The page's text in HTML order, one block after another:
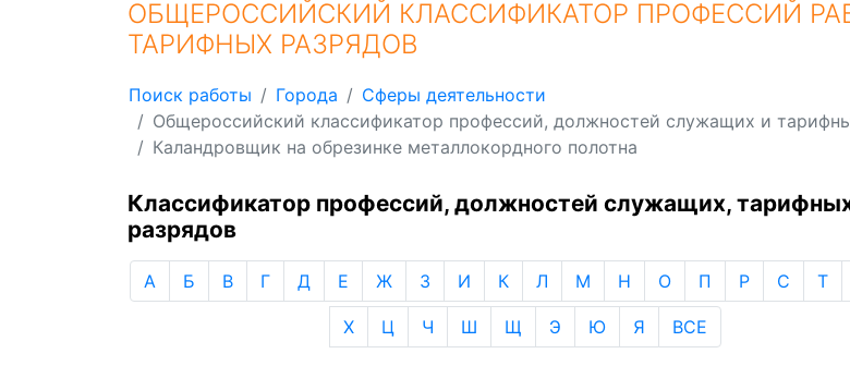
ОБЩЕРОССИЙСКИЙ КЛАССИФИКАТОР ПРОФЕССИЙ
ТАРИФНЫХ РАЗРЯДОВ
Поиск работы Города
Сферы деятельности
Общероссийский классификатор профессий, должностей служащих и
Каландровщик на обрезинке металлокордного полотна
Классификатор профессий, должностей служащих,
разрядов
А Б В Г Д Е Ж З И К Л М Н О П Р С Т
Х Ц Ч Ш Щ Э Ю Я ВСЕ